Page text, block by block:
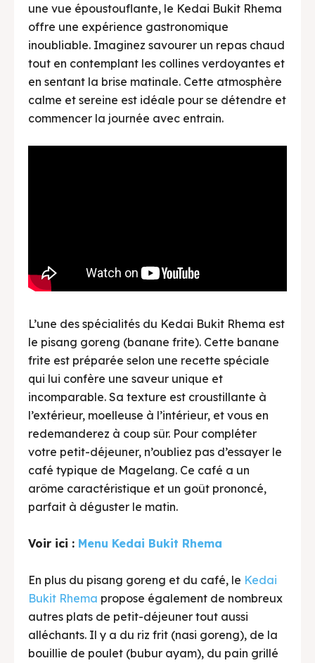
BAHASA / LANGUAGE
English 中文 Indonesia
Français Deutsch Nederlands
한국어
une vue époustouflante, le Kedai Bukit Rhema
offre une expérience gastronomique
inoubliable. Imaginez savourer un repas chaud
tout en contemplant les collines verdoyantes et
en sentant la brise matinale. Cette atmosphère
calme et sereine est idéale pour se détendre et
commencer la journée avec entrain.
L’une des spécialités du Kedai Bukit Rhema est
le pisang goreng (banane frite). Cette banane
frite est préparée selon une recette spéciale
qui lui confère une saveur unique et
incomparable. Sa texture est croustillante à
l’extérieur, moelleuse à l’intérieur, et vous en
redemanderez à coup sûr. Pour compléter
votre petit-déjeuner, n’oubliez pas d’essayer le
café typique de Magelang. Ce café a un
arôme caractéristique et un goût prononcé,
parfait à déguster le matin.
Voir ici : Menu Kedai Bukit Rhema
En plus du pisang goreng et du café, le Kedai
Bukit Rhema propose également de nombreux
autres plats de petit-déjeuner tout aussi
alléchants. Il y a du riz frit (nasi goreng), de la
bouillie de poulet (bubur ayam), du pain grillé